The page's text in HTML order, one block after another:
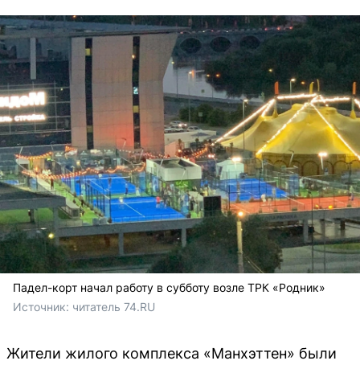
Падел-корт начал работу в субботу возле ТРК «Родник»
Источник: читатель 74.RU
Жители жилого комплекса «Манхэттен» были